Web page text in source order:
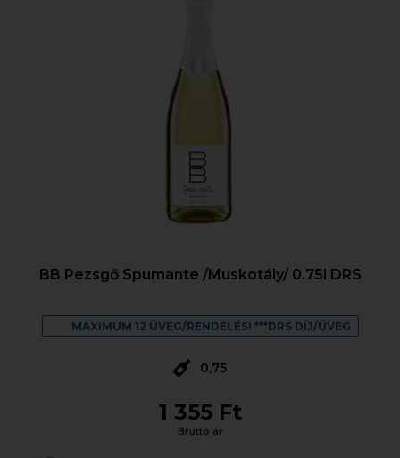
BB Pezsgő Spumante /Muskotály/ 0.75l DRS
MAXIMUM 12 ÜVEG/RENDELÉS! ***DRS DÍJ/ÜVEG
0,75
1 355 Ft
Bruttó ár